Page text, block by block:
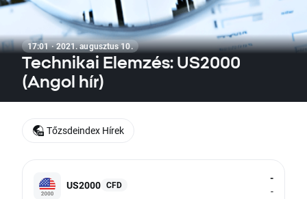
17:01 · 2021. augusztus 10.
Technikai Elemzés: US2000
(Angol hír)
US2000 CFD
-
-
Tőzsdeindex Hírek